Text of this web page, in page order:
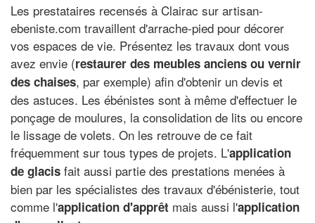
Les prestataires recensés à Clairac sur artisan-
ebeniste.com travaillent d'arrache-pied pour décorer
vos espaces de vie. Présentez les travaux dont vous
avez envie (restaurer des meubles anciens ou vernir
des chaises, par exemple) afin d'obtenir un devis et
des astuces. Les ébénistes sont à même d'effectuer le
ponçage de moulures, la consolidation de lits ou encore
le lissage de volets. On les retrouve de ce fait
fréquemment sur tous types de projets. L'application
de glacis fait aussi partie des prestations menées à
bien par les spécialistes des travaux d'ébénisterie, tout
comme l'application d'apprêt mais aussi l'application